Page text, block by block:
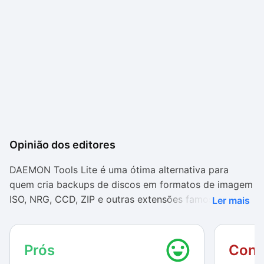
Opinião dos editores
DAEMON Tools Lite é uma ótima alternativa para
quem cria backups de discos em formatos de imagem
ISO, NRG, CCD, ZIP e outras extensões famosas. O
ocupou uma quantia bem baixa de memória, o que
torna-o numa opção excelente para quaisquer
usuários.
Ler mais
Prós